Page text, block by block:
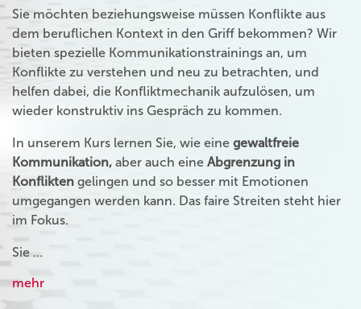
Sie möchten beziehungsweise müssen Konflikte aus
dem beruflichen Kontext in den Griff bekommen? Wir
bieten spezielle Kommunikationstrainings an, um
Konflikte zu verstehen und neu zu betrachten, und
helfen dabei, die Konfliktmechanik aufzulösen, um
wieder konstruktiv ins Gespräch zu kommen.
In unserem Kurs lernen Sie, wie eine gewaltfreie
Kommunikation, aber auch eine Abgrenzung in
Konflikten gelingen und so besser mit Emotionen
umgegangen werden kann. Das faire Streiten steht hier
im Fokus.
Sie …
mehr